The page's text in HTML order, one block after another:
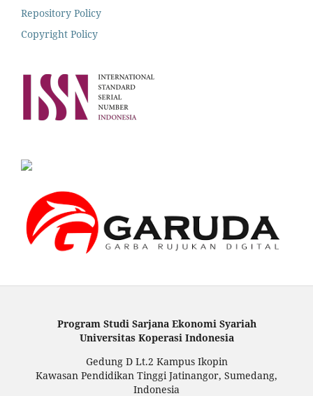
Repository Policy
Copyright Policy
Program Studi Sarjana Ekonomi Syariah
Universitas Koperasi Indonesia
Gedung D Lt.2 Kampus Ikopin
Kawasan Pendidikan Tinggi Jatinangor, Sumedang,
Indonesia